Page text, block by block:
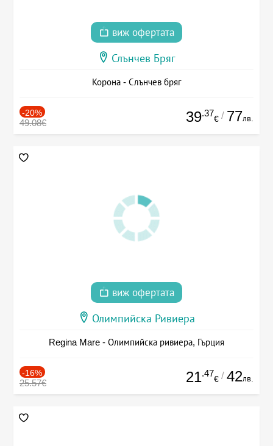
виж офертата
Слънчев Бряг
Корона - Слънчев бряг
-20%
49.08€ 39.37
€ / 77лв.
виж офертата
Олимпийска Ривиера
Regina Mare - Олимпийска ривиера, Гърция
-16%
25.57€ 21.47
€ / 42лв.